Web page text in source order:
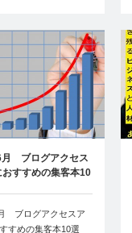
月 ブログアクセス
おすすめの集客本10
ブログアクセスア
すめの集客本10選